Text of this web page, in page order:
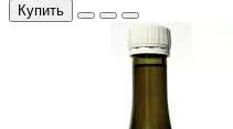
Купить